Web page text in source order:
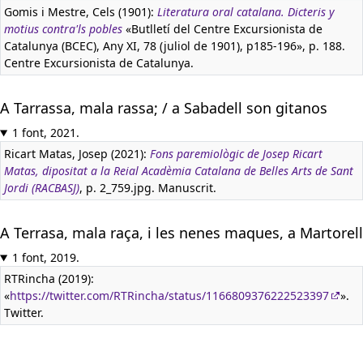
Gomis i Mestre, Cels (1901): Literatura oral catalana. Dicteris y
motius contra'ls pobles «Butlletí del Centre Excursionista de
Catalunya (BCEC), Any XI, 78 (juliol de 1901), p185-196», p. 188.
Centre Excursionista de Catalunya.
A Tarrassa, mala rassa; / a Sabadell son gitanos
1 font, 2021.
Ricart Matas, Josep (2021): Fons paremiològic de Josep Ricart
Matas, dipositat a la Reial Acadèmia Catalana de Belles Arts de Sant
Jordi (RACBASJ), p. 2_759.jpg. Manuscrit.
A Terrasa, mala raça, i les nenes maques, a Martorell
1 font, 2019.
RTRincha (2019):
«https://twitter.com/RTRincha/status/1166809376222523397
».
Twitter.